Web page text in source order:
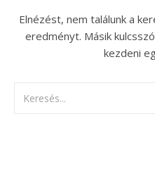
Elnézést, nem találunk a
eredményt. Másik
kezdeni